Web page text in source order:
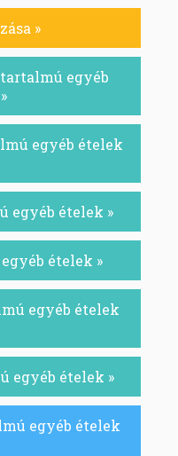
»
egyéb
egyéb ételek
egyéb ételek »
ételek »
egyéb ételek
egyéb ételek »
egyéb ételek